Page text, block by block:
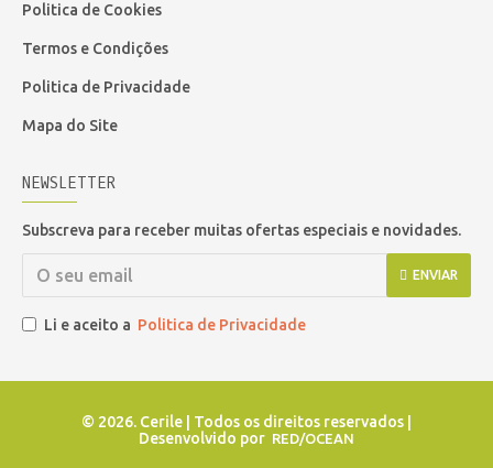
Politica de Cookies
Termos e Condições
Politica de Privacidade
Mapa do Site
NEWSLETTER
Subscreva para receber muitas ofertas especiais e novidades.
ENVIAR
Li e aceito a Politica de Privacidade
© 2026. Cerile | Todos os direitos reservados |
Desenvolvido por RED/OCEAN